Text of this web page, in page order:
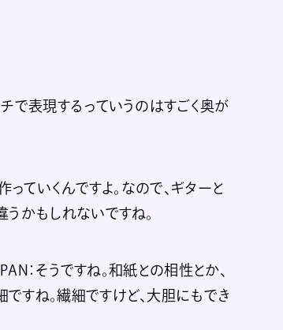
で表現するっていうのはすごく奥が
ていくんですよ。なので、ギターと
うかもしれないですね。
：そうですね。和紙との相性とか、
すね。繊細ですけど、大胆にもでき